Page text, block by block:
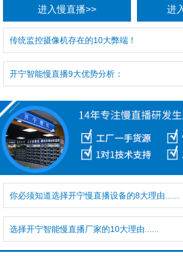
进入慢直播>> 进
传统监控摄像机存在的10大弊端！
开宁智能慢直播9大优势分析：
你必须知道选择开宁慢直播设备的8大理由......
选择开宁智能慢直播厂家的10大理由......